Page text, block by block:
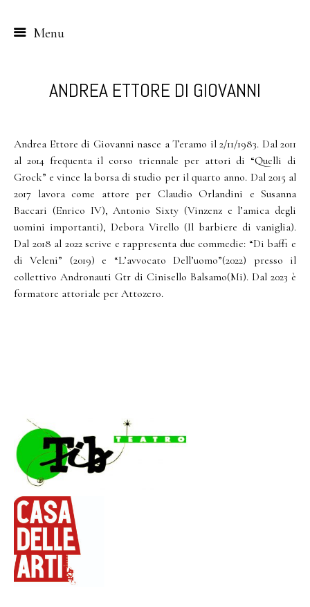
Menu
contentANDREA ETTORE DI GIOVANNI
Andrea Ettore di Giovanni nasce a Teramo il 2/11/1983. Dal 2011
al 2014 frequenta il corso triennale per attori di “Quelli di
Grock” e vince la borsa di studio per il quarto anno. Dal 2015 al
2017 lavora come attore per Claudio Orlandini e Susanna
Baccari (Enrico IV), Antonio Sixty (Vinzenz e l’amica degli
uomini importanti), Debora Virello (Il barbiere di vaniglia).
Dal 2018 al 2022 scrive e rappresenta due commedie: “Di baffi e
di Veleni” (2019) e “L’avvocato Dell’uomo”(2022) presso il
collettivo Andronauti Gtr di Cinisello Balsamo(Mi). Dal 2023 è
formatore attoriale per Attozero.